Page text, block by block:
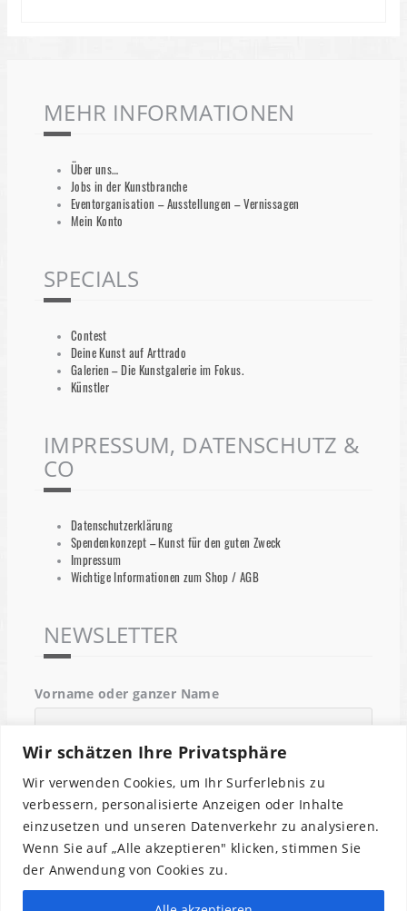
Wir schätzen Ihre Privatsphäre
Wir verwenden Cookies, um Ihr Surferlebnis zu
verbessern, personalisierte Anzeigen oder Inhalte
einzusetzen und unseren Datenverkehr zu analysieren.
Wenn Sie auf „Alle akzeptieren" klicken, stimmen Sie
der Anwendung von Cookies zu.
MEHR INFORMATIONEN
Über uns…
Jobs in der Kunstbranche
Eventorganisation – Ausstellungen – Vernissagen
Mein Konto
SPECIALS
Contest
Deine Kunst auf Arttrado
Galerien – Die Kunstgalerie im Fokus.
Künstler
IMPRESSUM, DATENSCHUTZ &
CO
Datenschutzerklärung
Spendenkonzept – Kunst für den guten Zweck
Impressum
Wichtige Informationen zum Shop / AGB
NEWSLETTER
Vorname oder ganzer Name
Email
Indem Du fortfährst, akzeptierst Du unsere
Datenschutzerklärung.